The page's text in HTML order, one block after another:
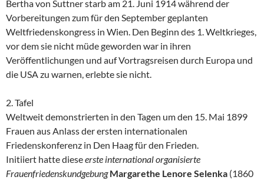
Bertha von Suttner starb am 21. Juni 1914 während der
Vorbereitungen zum für den September geplanten
Weltfriedenskongress in Wien. Den Beginn des 1. Weltkrieges,
vor dem sie nicht müde geworden war in ihren
Veröffentlichungen und auf Vortragsreisen durch Europa und
die USA zu warnen, erlebte sie nicht.
2. Tafel
Weltweit demonstrierten in den Tagen um den 15. Mai 1899
Frauen aus Anlass der ersten internationalen
Friedenskonferenz in Den Haag für den Frieden.
Initiiert hatte dieseerste international organisierte
Frauenfriedenskundgebung Margarethe Lenore Selenka (1860